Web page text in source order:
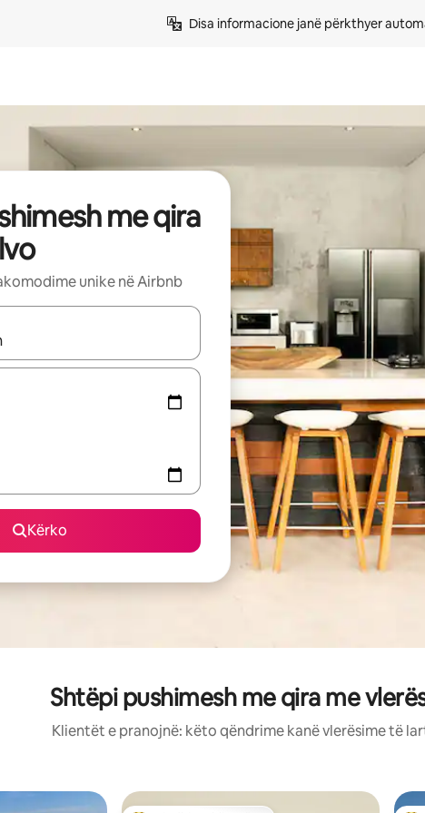
Disa informacione janë përkthyer
me qira
unike në Airbnb
të disponueshme, lëviz me butonat e shigjetave lart e poshtë ose
Kërko
Shtëpi pushimesh me qira me
Klientët e pranojnë: këto qëndrime kanë vlerësime të